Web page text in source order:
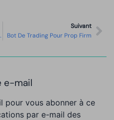
Les Bots De Trading
Suivant
Bot De Trading Pour Prop Firm
e-mail
pour vous abonner à ce
par e-mail des